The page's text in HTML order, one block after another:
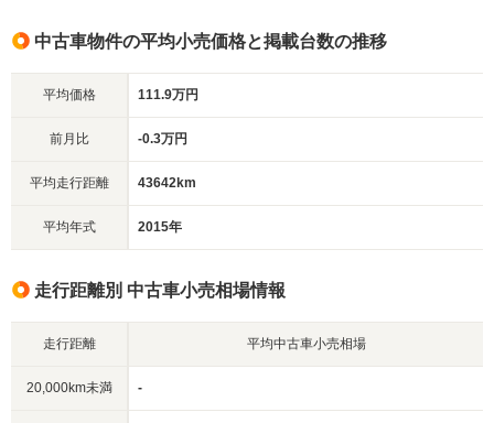
中古車物件の平均小売価格と掲載台数の推移
平均価格 111.9万円
前月比 -0.3万円
平均走行距離 43642km
平均年式 2015年
走行距離別 中古車小売相場情報
走行距離 平均中古車小売相場
20,000km未満 -